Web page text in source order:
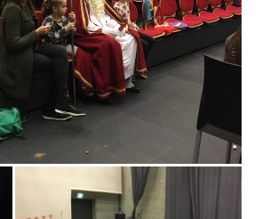
Verenigingsstukken
Partners
Historie
Contact